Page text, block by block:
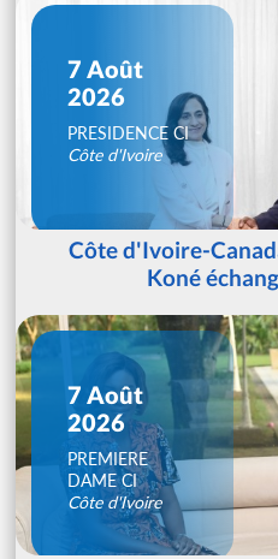
7 Août
2026
PRESIDENCE CI
Côte d'Ivoire
Côte d'Ivoire-
Koné
7 Août
2026
PREMIERE
DAME CI
Côte d'Ivoire